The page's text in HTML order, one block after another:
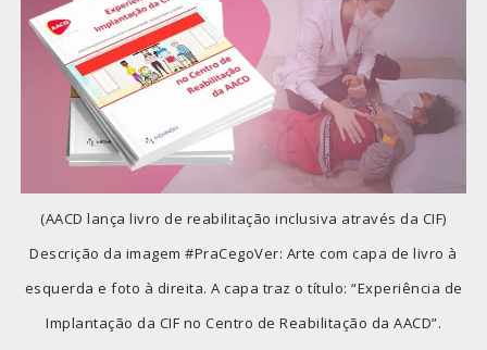
(AACD lança livro de reabilitação inclusiva através da CIF)
Descrição da imagem #PraCegoVer: Arte com capa de livro à
esquerda e foto à direita. A capa traz o título: “Experiência de
Implantação da CIF no Centro de Reabilitação da AACD”.